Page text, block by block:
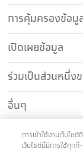
การคุ้มครองข้อมู
เปิดเผยข้อมูล
ร่วมเป็นส่วนหนึ่งข
อื่นๆ
ติดต่อเรา
การเข้าใช้งานเว็บไซ
เว็บไซต์นี้มีการใช้คุก